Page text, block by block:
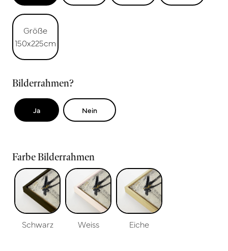
Größe
150x225cm
Bilderrahmen?
Ja Nein
Farbe Bilderrahmen
Schwarz Weiss Eiche